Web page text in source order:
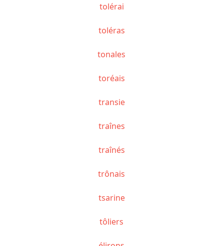
tolérai
toléras
tonales
toréais
transie
traînes
traînés
trônais
tsarine
tôliers